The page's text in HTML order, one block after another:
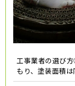
工事業者の選び
もり、塗装面積は